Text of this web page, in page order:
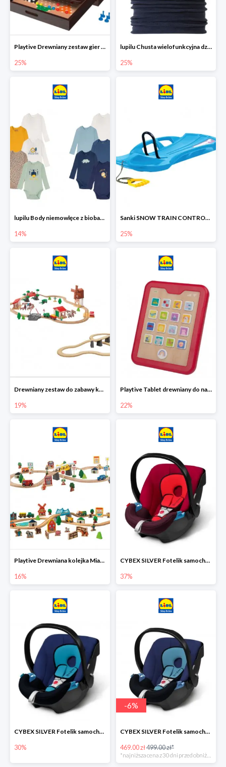
Playtive Drewniany zestaw gier 10 w 1
25%
lupilu Chusta wielofunkcyjna dziecięca
25%
lupilu Body niemowlęce z biobawełny
14%
Sanki SNOW TRAIN CONTROL -25%
25%
Drewniany zestaw do zabawy kolejką - farma i wiadukt
19%
Playtive Tablet drewniany do nauki, interaktywny
22%
Playtive Drewniana kolejka Miasto lub Farma
16%
CYBEX SILVER Fotelik samochodowy
37%
CYBEX SILVER Fotelik samochodowy -30%
30%
-6%
CYBEX SILVER Fotelik samochodowy + dostawa gratis!
469.00 zł499.00 zł*
*najniższa cena z 30 dni przed obniżką